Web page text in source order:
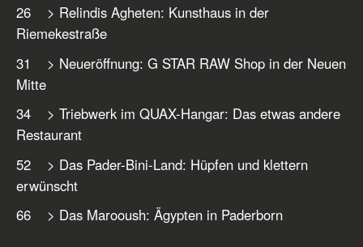
26 > Relindis Agheten: Kunsthaus in der
Riemekestraße
31 > Neueröffnung: G STAR RAW Shop in der Neuen
Mitte
34 > Triebwerk im QUAX-Hangar: Das etwas andere
Restaurant
52 > Das Pader-Bini-Land: Hüpfen und klettern
erwünscht
66 > Das Marooush: Ägypten in Paderborn